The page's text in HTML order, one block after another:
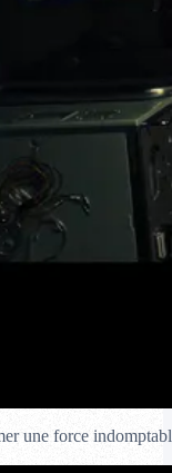
une force